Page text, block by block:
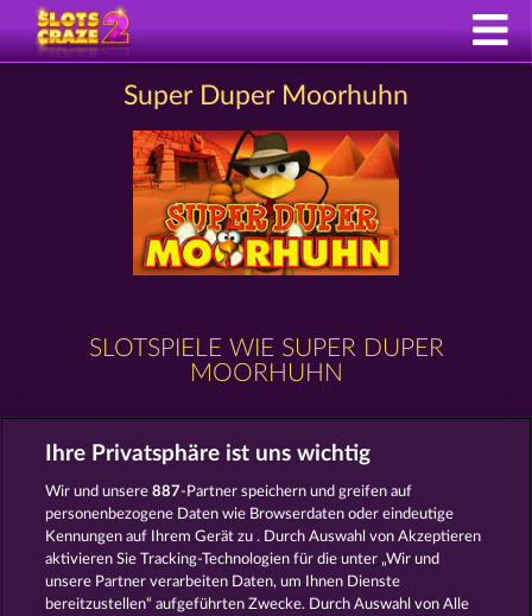
Super Duper Moorhuhn
SLOTSPIELE WIE SUPER DUPER
MOORHUHN
PIGGY KINGS EGYPTIAN MOON
Ihre Privatsphäre ist uns wichtig
Wir und unsere887-Partner speichern und greifen auf
personenbezogene Daten wie Browserdaten oder eindeutige
Kennungen auf Ihrem Gerät zu . Durch Auswahl von Akzeptieren
aktivieren Sie Tracking-Technologien für die unter „Wir und
unsere Partner verarbeiten Daten, um Ihnen Dienste
bereitzustellen“ aufgeführten Zwecke. Durch Auswahl von Alle